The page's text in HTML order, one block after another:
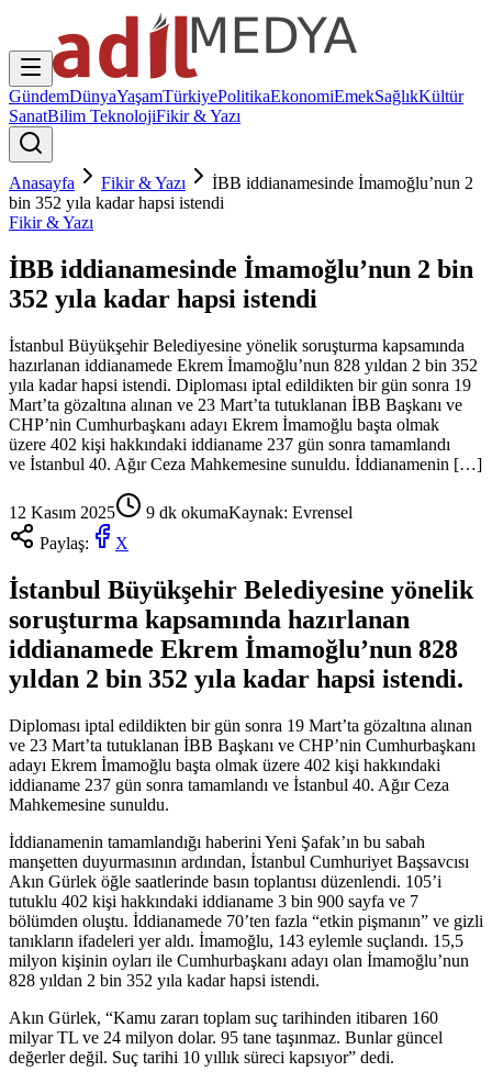
GündemDünyaYaşamTürkiyePolitikaEkonomiEmekSağlıkKültür
SanatBilim TeknolojiFikir & Yazı
Anasayfa Fikir & Yazı
İBB iddianamesinde İmamoğlu’nun 2
bin 352 yıla kadar hapsi istendi
Fikir & Yazı
İBB iddianamesinde İmamoğlu’nun 2 bin
352 yıla kadar hapsi istendi
İstanbul Büyükşehir Belediyesine yönelik soruşturma kapsamında
hazırlanan iddianamede Ekrem İmamoğlu’nun 828 yıldan 2 bin 352
yıla kadar hapsi istendi. Diploması iptal edildikten bir gün sonra 19
Mart’ta gözaltına alınan ve 23 Mart’ta tutuklanan İBB Başkanı ve
CHP’nin Cumhurbaşkanı adayı Ekrem İmamoğlu başta olmak
üzere 402 kişi hakkındaki iddianame 237 gün sonra tamamlandı
ve İstanbul 40. Ağır Ceza Mahkemesine sunuldu. İddianamenin […]
12 Kasım 2025 9 dk okumaKaynak: Evrensel
Paylaş:
X
İstanbul Büyükşehir Belediyesine yönelik
soruşturma kapsamında hazırlanan
iddianamede Ekrem İmamoğlu’nun 828
yıldan 2 bin 352 yıla kadar hapsi istendi.
Diploması iptal edildikten bir gün sonra 19 Mart’ta gözaltına alınan
ve 23 Mart’ta tutuklanan İBB Başkanı ve CHP’nin Cumhurbaşkanı
adayı Ekrem İmamoğlu başta olmak üzere 402 kişi hakkındaki
iddianame 237 gün sonra tamamlandı ve İstanbul 40. Ağır Ceza
Mahkemesine sunuldu.
İddianamenin tamamlandığı haberini Yeni Şafak’ın bu sabah
manşetten duyurmasının ardından, İstanbul Cumhuriyet Başsavcısı
Akın Gürlek öğle saatlerinde basın toplantısı düzenlendi. 105’i
tutuklu 402 kişi hakkındaki iddianame 3 bin 900 sayfa ve 7
bölümden oluştu. İddianamede 70’ten fazla “etkin pişmanın” ve gizli
tanıkların ifadeleri yer aldı. İmamoğlu, 143 eylemle suçlandı. 15,5
milyon kişinin oyları ile Cumhurbaşkanı adayı olan İmamoğlu’nun
828 yıldan 2 bin 352 yıla kadar hapsi istendi.
Akın Gürlek, “Kamu zararı toplam suç tarihinden itibaren 160
milyar TL ve 24 milyon dolar. 95 tane taşınmaz. Bunlar güncel
değerler değil. Suç tarihi 10 yıllık süreci kapsıyor” dedi.